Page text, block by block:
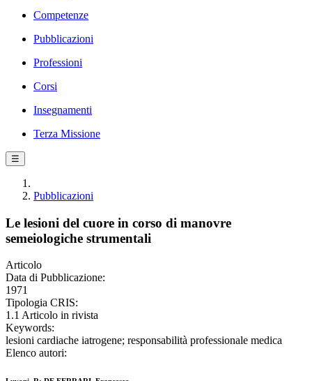
Competenze
Pubblicazioni
Professioni
Corsi
Insegnamenti
Terza Missione
☰
Pubblicazioni
Le lesioni del cuore in corso di manovre
semeiologiche strumentali
Articolo
Data di Pubblicazione:
1971
Tipologia CRIS:
1.1 Articolo in rivista
Keywords:
lesioni cardiache iatrogene; responsabilità professionale medica
Elenco autori: